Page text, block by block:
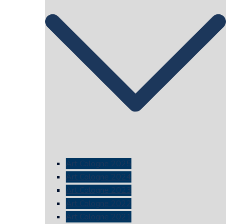
Art Cologne 2025
Art Cologne 2024
Art Cologne 2023
Art Cologne 2022
Art Cologne 2021